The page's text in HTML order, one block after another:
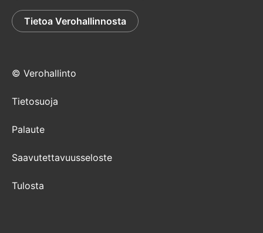
Tietoa Verohallinnosta
© Verohallinto
Tietosuoja
Palaute
Saavutettavuusseloste
Tulosta